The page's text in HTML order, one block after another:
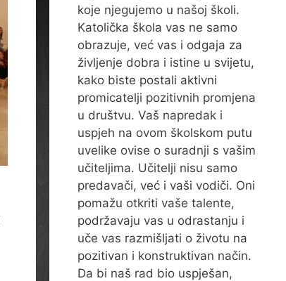
koje njegujemo u našoj školi.
Katolička škola vas ne samo
obrazuje, već vas i odgaja za
življenje dobra i istine u svijetu,
kako biste postali aktivni
promicatelji pozitivnih promjena
u društvu. Vaš napredak i
uspjeh na ovom školskom putu
uvelike ovise o suradnji s vašim
učiteljima. Učitelji nisu samo
predavači, već i vaši vodiči. Oni
pomažu otkriti vaše talente,
podržavaju vas u odrastanju i
uče vas razmišljati o životu na
pozitivan i konstruktivan način.
Da bi naš rad bio uspješan,